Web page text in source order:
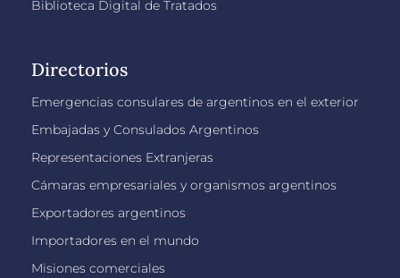
Biblioteca Digital de Tratados
Directorios
Emergencias consulares de argentinos en el exterior
Embajadas y Consulados Argentinos
Representaciones Extranjeras
Cámaras empresariales y organismos argentinos
Exportadores argentinos
Importadores en el mundo
Misiones comerciales